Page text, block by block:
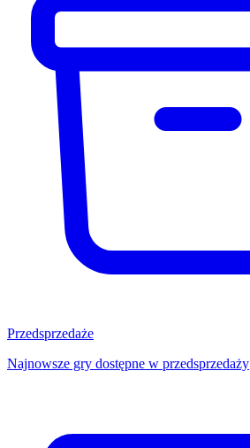
Przedsprzedaże
Najnowsze gry dostępne w przedsprzedaży